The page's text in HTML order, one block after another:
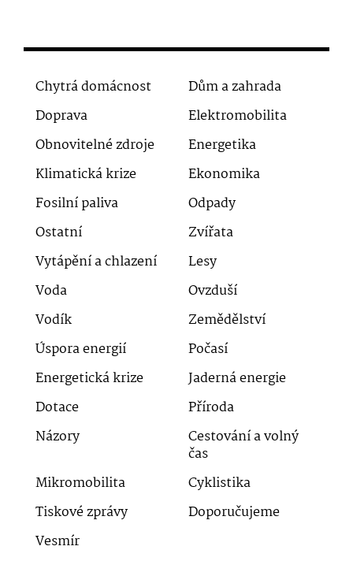
Chytrá domácnost
Dům a zahrada
Doprava
Elektromobilita
Obnovitelné zdroje
Energetika
Klimatická krize
Ekonomika
Fosilní paliva
Odpady
Ostatní
Zvířata
Vytápění a chlazení
Lesy
Voda
Ovzduší
Vodík
Zemědělství
Úspora energií
Počasí
Energetická krize
Jaderná energie
Dotace
Příroda
Názory
Cestování a volný
čas
Mikromobilita
Cyklistika
Tiskové zprávy
Doporučujeme
Vesmír